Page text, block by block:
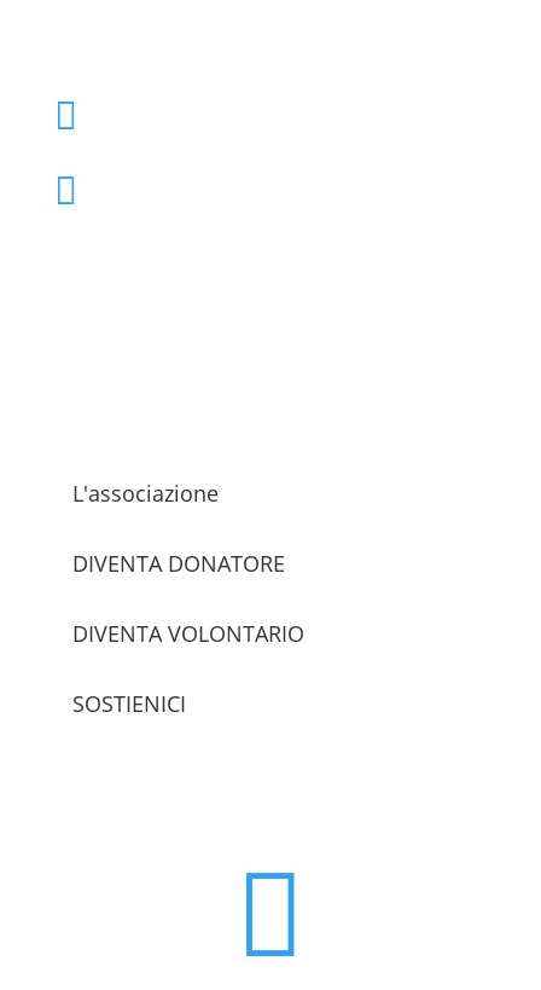


L'associazione
DIVENTA DONATORE
DIVENTA VOLONTARIO
SOSTIENICI
